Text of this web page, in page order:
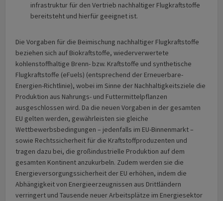
infrastruktur für den Vertrieb nachhaltiger Flugkraftstoffe
bereitsteht und hierfür geeignet ist.
Die Vorgaben für die Beimischung nachhaltiger Flugkraftstoffe
beziehen sich auf Bio­kraftstoffe, wiederverwertete
kohlenstoffhaltige Brenn- bzw. Kraftstoffe und synthetische
Flugkraftstoffe (eFuels) (entsprechend der Erneuerbare-
Energien-Richtlinie), wobei im Sinne der Nachhaltigkeits­ziele die
Produktion aus Nahrungs- und Futtermittel­pflanzen
ausgeschlossen wird. Da die neuen Vorgaben in der gesamten
EU gelten werden, gewährleisten sie gleiche
Wettbewerbsbedingungen – jedenfalls im EU-Binnenmarkt –
sowie Rechtssicherheit für die Kraftstoffproduzenten und
tragen dazu bei, die großindustrielle Produktion auf dem
gesamten Kontinent anzukurbeln. Zudem werden sie die
Energie­versorgungs­sicherheit der EU erhöhen, indem die
Abhängigkeit von Energieerzeugnissen aus Drittländern
verringert und Tausende neuer Arbeitsplätze im Energiesektor